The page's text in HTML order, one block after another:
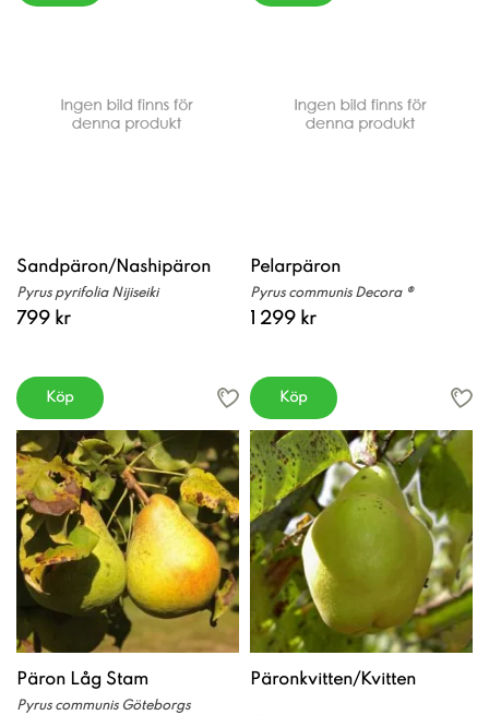
Sandpäron/Nashipäron
Pyrus pyrifolia Nijiseiki
799 kr
Köp
Pelarpäron
Pyrus communis Decora ®
1 299 kr
Köp
Päron Låg Stam
Pyrus communis Göteborgs
Päronkvitten/Kvitten